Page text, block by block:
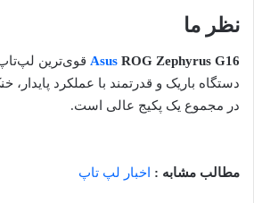
نظر ما
Asus ROG Zephyrus G16
قوی‌ترین
دستگاه باریک و قدرتمند با عملکرد
در مجموع یک پکیج عالی است.
مطالب مشابه : اخبار لپ تاپ